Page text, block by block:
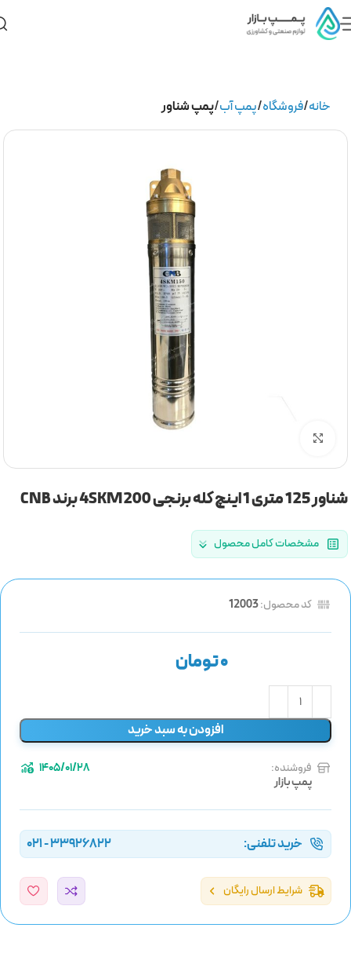
خانه فروشگاه پمپ آب پمپ شناور
شناور 125 متری 1 اینچ کله برنجی 4SKM200 برند CNB
مشخصات کامل محصول
کد محصول:12003
تومان
افزودن به سبد خرید
فروشنده:
پمپ بازار
1405/01/28
خرید تلفنی: 33926822 - 021
شرایط ارسال رایگان